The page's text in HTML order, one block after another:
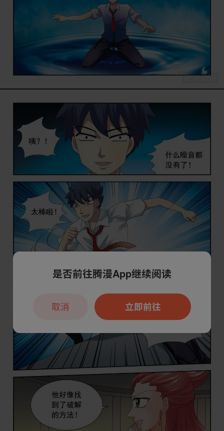
是否前往腾漫App继续阅读
立即前往
取消